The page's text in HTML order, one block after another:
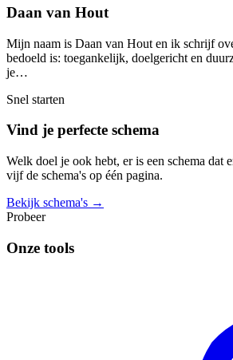
Daan van Hout
Mijn naam is Daan van Hout en ik schrijf
bedoeld is: toegankelijk, doelgericht en
je…
Snel starten
Vind je perfecte schema
Welk doel je ook hebt, er is een schema dat
vijf de schema's op één pagina.
Bekijk schema's →
Probeer
Onze tools